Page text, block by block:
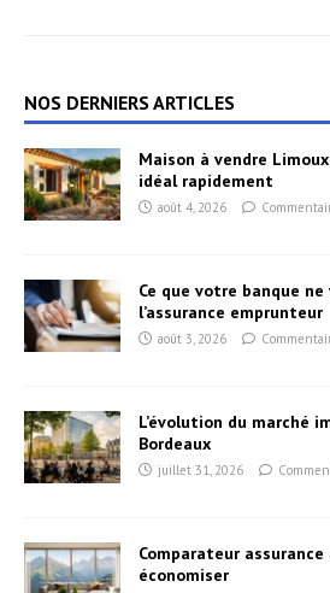
NOS DERNIERS ARTICLES
Maison à vendre
idéal rapidement
août 4, 2026
Ce que votre banque
l’assurance emprunteur
août 3, 2026
L’évolution du marché
Bordeaux
juillet 31, 2026
Comparateur
économiser